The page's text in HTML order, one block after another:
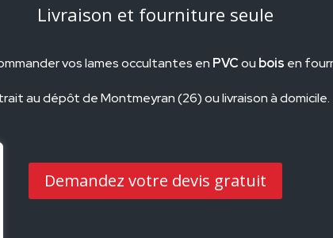
Livraison et fourniture seule
vos lames occultantes en PVCou bois en
au dépôt de Montmeyran (26) ou livraison à domicile.
Demandez votre devis gratuit